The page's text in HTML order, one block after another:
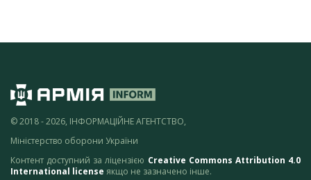
© 2018 - 2026, ІНФОРМАЦІЙНЕ АГЕНТСТВО,
Міністерство оборони України
Контент доступний за ліцензією Creative Commons Attribution 4.0
International license якщо не зазначено інше.